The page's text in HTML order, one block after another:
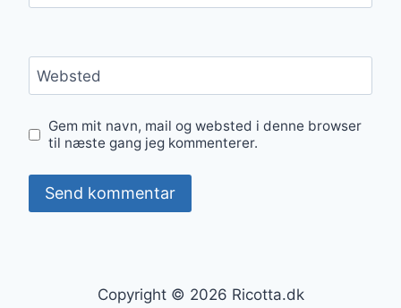
Websted
Gem mit navn, mail og websted i denne browser
til næste gang jeg kommenterer.
Copyright © 2026 Ricotta.dk